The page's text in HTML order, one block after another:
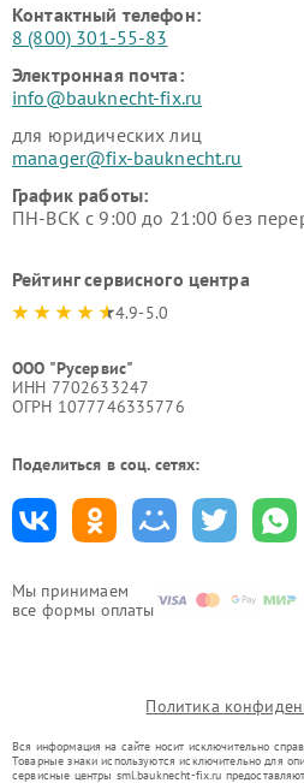
Мы принимаем
все формы оплаты
Контактный телефон:
8 (800) 301-55-83
Электронная почта:
info@bauknecht-fix.ru
для юридических лиц
manager@fix-bauknecht.ru
График работы:
ПН-ВСК с 9:00 до 21:00 без
Рейтинг сервисного центра
4.9-5.0
ООО "Русервис"
ИНН 7702633247
ОГРН 1077746335776
Поделиться в соц. сетях:
Политика
Вся информация на сайте носит исключительно
Товарные знаки используются исключительно для
сервисные центры sml.bauknecht-fix.ru